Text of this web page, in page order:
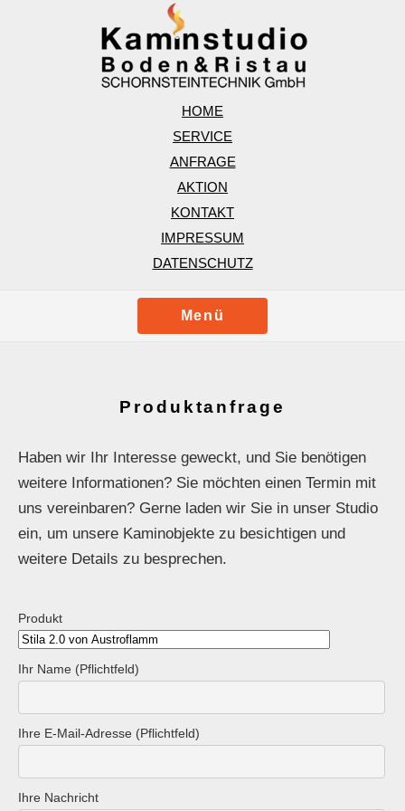
HOME
SERVICE
ANFRAGE
AKTION
KONTAKT
IMPRESSUM
DATENSCHUTZ
Menü
Produktanfrage
Haben wir Ihr Interesse geweckt, und Sie benötigen
weitere Informationen? Sie möchten einen Termin mit
uns vereinbaren? Gerne laden wir Sie in unser Studio
ein, um unsere Kaminobjekte zu besichtigen und
weitere Details zu besprechen.
Produkt
Ihr Name (Pflichtfeld)
Ihre E-Mail-Adresse (Pflichtfeld)
Ihre Nachricht